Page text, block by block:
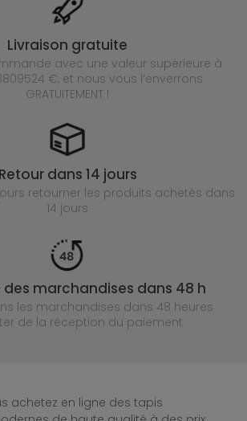
Livraison gratuite
avec une valeur supérieure à
€, et nous vous l’enverrons
GRATUITEMENT !
Retour dans 14 jours
retourner les produits achetés dans
14 jours
des marchandises dans 48 h
les marchandises dans 48 heures
de la réception du paiement
achetez en ligne des tapis